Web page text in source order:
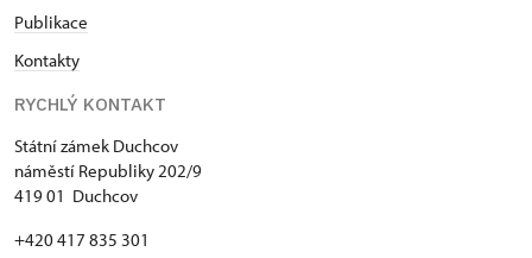
Publikace
Kontakty
RYCHLÝ KONTAKT
Státní zámek Duchcov
náměstí Republiky 202/9
419 01 Duchcov
+420 417 835 301